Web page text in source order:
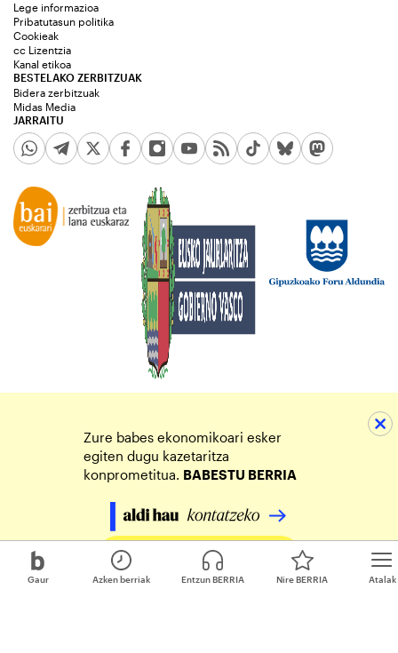
Gaur Atalak
Azken berriak Entzun BERRIA Nire BERRIA
JARRAITU
Lege informazioa
Pribatutasun politika
Cookieak
cc Lizentzia
Kanal etikoa
BESTELAKO ZERBITZUAK
Bidera zerbitzuak
Midas Media
Zure babes ekonomikoari esker
egiten dugu kazetaritza
konprometitua. BABESTU BERRIA
Egin zure ekarpena